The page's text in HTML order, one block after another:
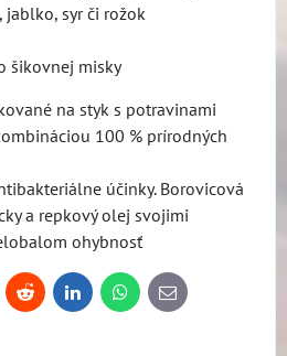
syr či rožok
šikovnej misky
na styk s potravinami
100 % prírodných
účinky. Borovicová
a repkový olej svojimi
ohybnosť
Reddit LinkedInWhatsApp
E-
mail